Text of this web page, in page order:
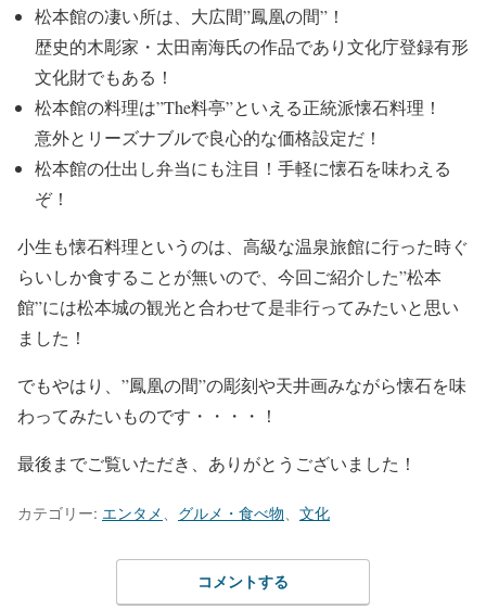
松本館の凄い所は、 大広間”鳳凰の間” ！
歴史的木彫家・ 太田南海氏の作品であり文化庁登録有形
文化財でもある！
松本館の料理は”The料亭”といえる正統派懐石料理 ！
意外とリーズナブルで良心的な価格設定だ！
松本館の仕出し弁当にも注目 ！手軽に懐石を味わえる
ぞ！
小生も懐石料理というのは、高級な温泉旅館に行った時ぐ
らいしか食することが無いので、今回ご紹介した”松本
館”には松本城の観光と合わせて是非行ってみたいと思い
ました！
でもやはり、 ”鳳凰の間”の彫刻や天井画みながら懐石を味
わってみたいものです・・・・！
最後までご覧いただき、ありがとうございました！
カテゴリー: エンタメ グルメ・食べ物 文化
コメントする